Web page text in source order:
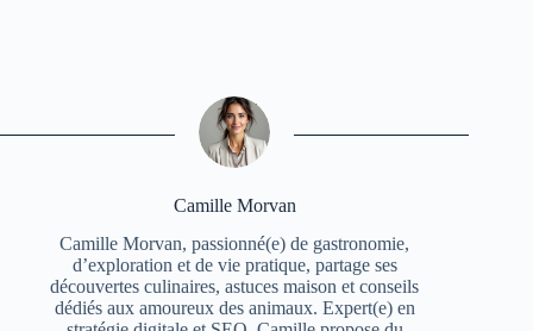
Camille Morvan
Camille Morvan, passionné(e) de gastronomie,
d’exploration et de vie pratique, partage ses
découvertes culinaires, astuces maison et conseils
dédiés aux amoureux des animaux. Expert(e) en